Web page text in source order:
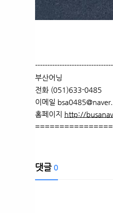
부산어닝
전화 (051)633-0485
이메일
홈페이지 http://
댓글 0